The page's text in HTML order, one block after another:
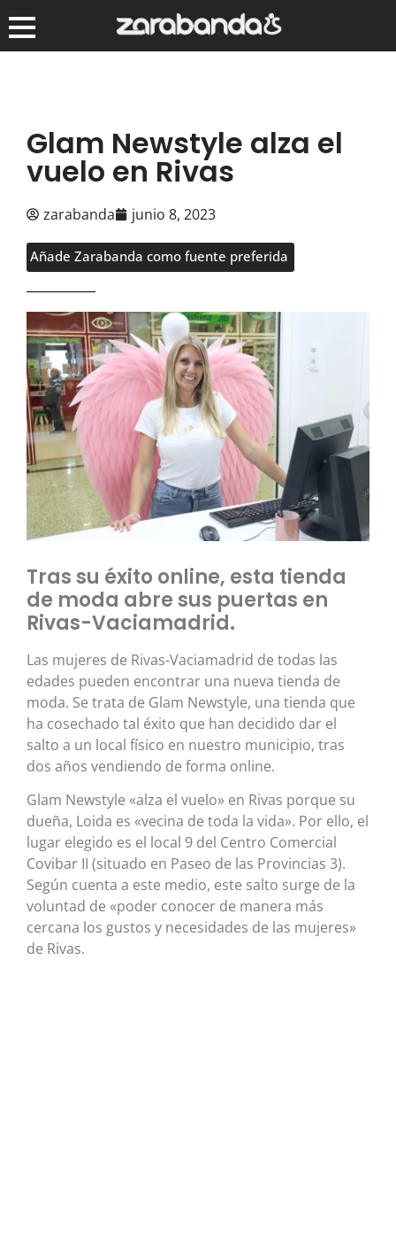
Glam Newstyle alza el
vuelo en Rivas
zarabanda junio 8, 2023
Añade Zarabanda como fuente preferida
Tras su éxito online, esta tienda
de moda abre sus puertas en
Rivas-Vaciamadrid.
Las mujeres de Rivas-Vaciamadrid de todas las
edades pueden encontrar una nueva tienda de
moda. Se trata de Glam Newstyle, una tienda que
ha cosechado tal éxito que han decidido dar el
salto a un local físico en nuestro municipio, tras
dos años vendiendo de forma online.
Glam Newstyle «alza el vuelo» en Rivas porque su
dueña, Loida es «vecina de toda la vida». Por ello, el
lugar elegido es el local 9 del Centro Comercial
Covibar II (situado en Paseo de las Provincias 3).
Según cuenta a este medio, este salto surge de la
voluntad de «poder conocer de manera más
cercana los gustos y necesidades de las mujeres»
de Rivas.